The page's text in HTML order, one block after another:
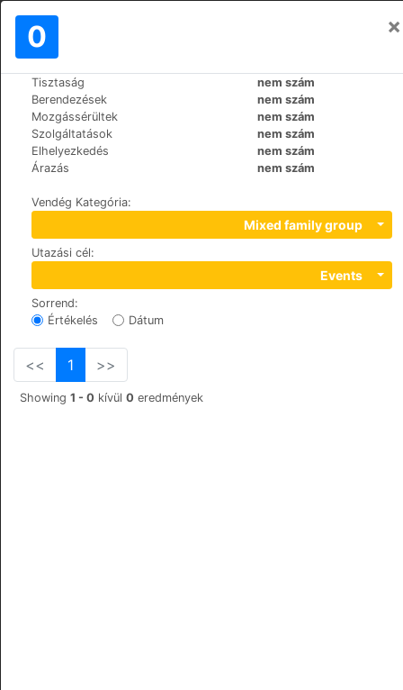
0 ×
Tisztaság
nem szám
Berendezések
nem szám
Mozgássérültek
nem szám
Szolgáltatások
nem szám
Elhelyezkedés
nem szám
Árazás
nem szám
Vendég Kategória:
Mixed family group
Utazási cél:
Events
Sorrend:
Értékelés
Dátum
<< 1 >>
Showing 1 - 0 kívül 0 eredmények
Világ>Spain
Hotel Rural El Refugio
Calle Cruz de Tejeda S/N, 35328